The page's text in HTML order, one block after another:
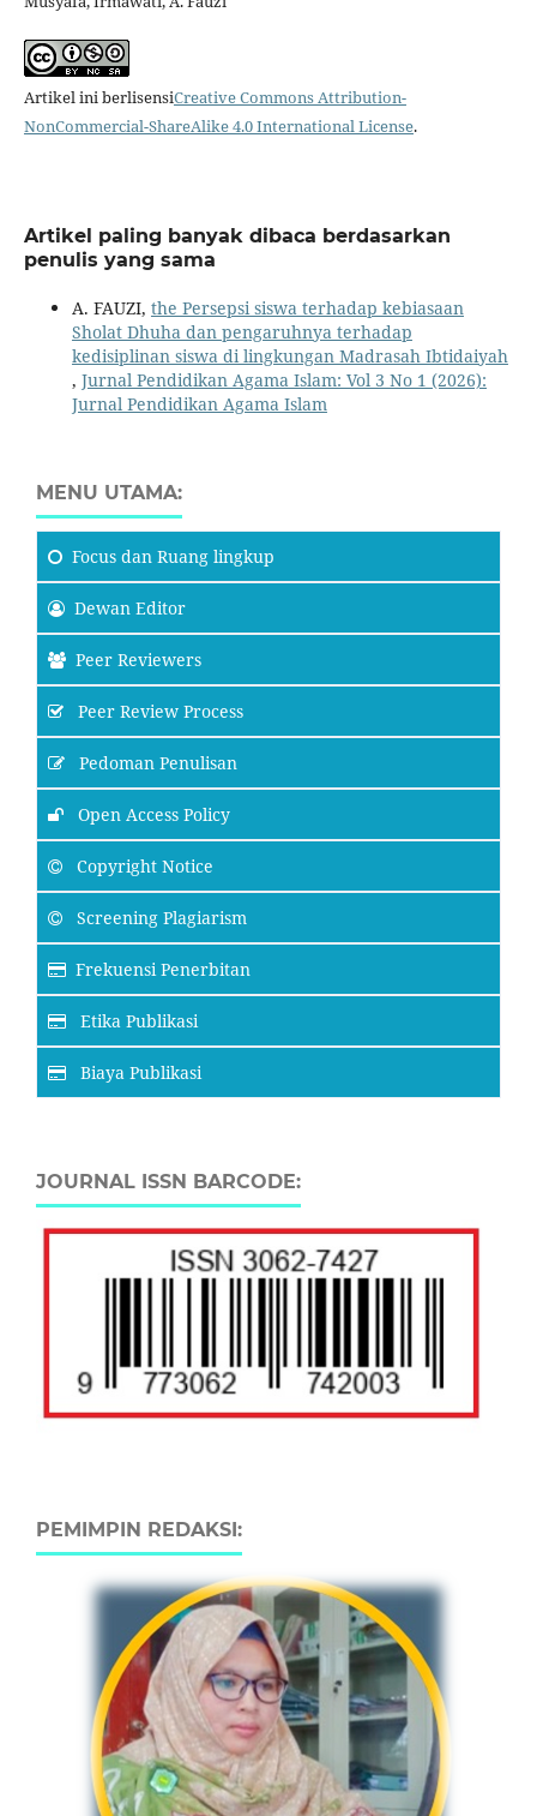
Artikel ini berlisensiCreative Commons Attribution-
NonCommercial-ShareAlike 4.0 International License.
Artikel paling banyak dibaca berdasarkan
penulis yang sama
A. FAUZI, the Persepsi siswa terhadap kebiasaan
Sholat Dhuha dan pengaruhnya terhadap
kedisiplinan siswa di lingkungan Madrasah Ibtidaiyah
, Jurnal Pendidikan Agama Islam: Vol 3 No 1 (2026):
Jurnal Pendidikan Agama Islam
MENU UTAMA:
Focus dan Ruang lingkup
Dewan Editor
Peer Reviewers
Peer Review Process
Pedoman Penulisan
Open Access Policy
Copyright Notice
Screening Plagiarism
Frekuensi Penerbitan
Etika Publikasi
Biaya Publikasi
JOURNAL ISSN BARCODE:
PEMIMPIN REDAKSI: